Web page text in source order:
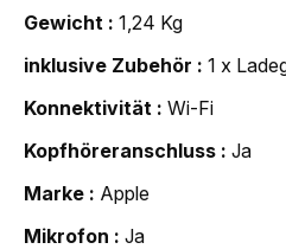
Gewicht
1,24 Kg
inklusive Zubehör
1 x
Konnektivität
Wi-Fi
Kopfhöreranschluss
Ja
Marke
Apple
Mikrofon
Ja